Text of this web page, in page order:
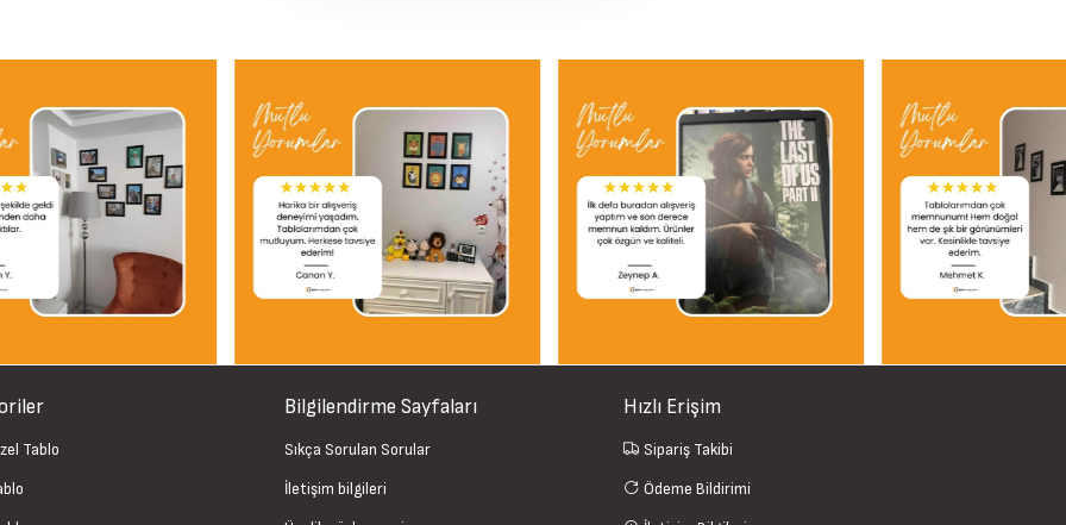
Tablo
Bilgilendirme Sayfaları
Sıkça Sorulan Sorular
İletişim bilgileri
Hızlı Erişim
Sipariş Takibi
Ödeme Bildirimi